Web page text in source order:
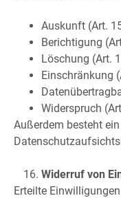
Auskunft (Art.
Berichtigung
Löschung (Art.
Einschränkung
Widerspruch
Außerdem besteht
Widerruf von
Erteilte